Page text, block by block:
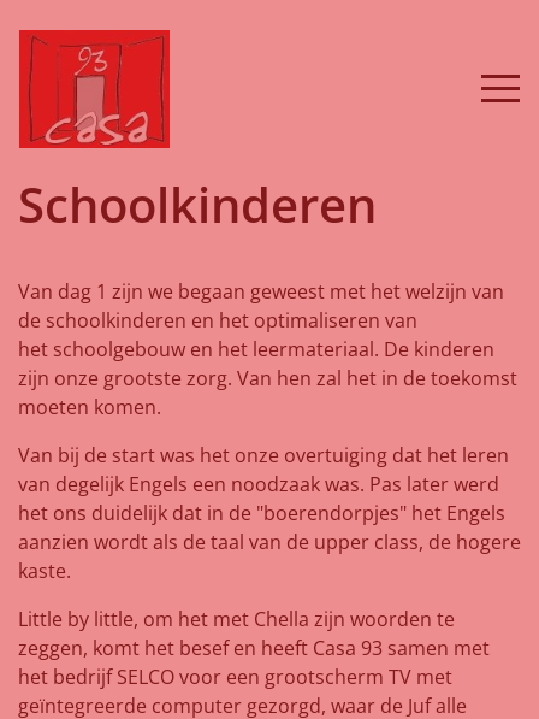
Schoolkinderen
Van dag 1 zijn we begaan geweest met het welzijn van
de schoolkinderen en het optimaliseren van
het schoolgebouw en het leermateriaal. De kinderen
zijn onze grootste zorg. Van hen zal het in de toekomst
moeten komen.
Van bij de start was het onze overtuiging dat het leren
van degelijk Engels een noodzaak was. Pas later werd
het ons duidelijk dat in de "boerendorpjes" het Engels
aanzien wordt als de taal van de upper class, de hogere
kaste.
Little by little, om het met Chella zijn woorden te
zeggen, komt het besef en heeft Casa 93 samen met
het bedrijf SELCO voor een grootscherm TV met
geïntegreerde computer gezorgd, waar de Juf alle